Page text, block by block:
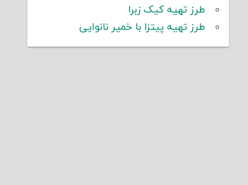
طرز تهیه کیک زبرا
طرز تهیه پیتزا با خمیر نانوایی